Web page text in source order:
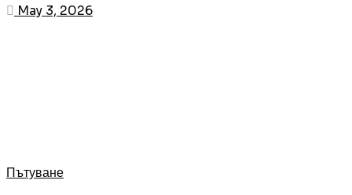
May 3, 2026
Пътуване